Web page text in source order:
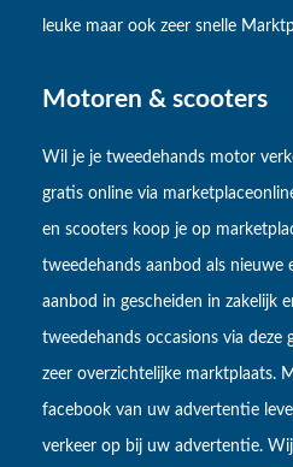
leuke maar ook zeer snelle
Motoren & scooters
Wil je je tweedehands motor
gratis online via
en scooters koop je op
tweedehands aanbod als nieuwe
aanbod in gescheiden in zakelijk
tweedehands occasions via deze
zeer overzichtelijke marktplaats.
facebook van uw advertentie
verkeer op bij uw advertentie.